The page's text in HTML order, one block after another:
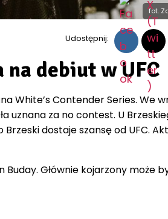
fot.
Udostępnij:
na debiut w UFC
White’s Contender Series. We
uznana za no contest. U
dostaje szansę od UFC.
Głównie kojarzony może